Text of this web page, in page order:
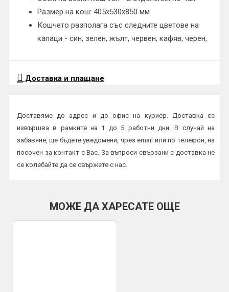
Размер на кош: 405х530х850 мм
Кошчето разполага със следните цветове на
капаци - син, зелен, жълт, червен, кафяв, черен,
Доставка и плащане
Доставяме до адрес и до офис на куриер. Доставка се
извършва в рамките на 1 до 5 работни дни. В случай на
забавяне, ще бъдете уведомени, чрез email или по телефон, на
посочен за контакт с Вас. За въпроси свързани с доставка не
се колебайте да се свържете с нас.
Плащане в брой или с карта на куриер
МОЖЕ ДА ХАРЕСАТЕ ОЩЕ